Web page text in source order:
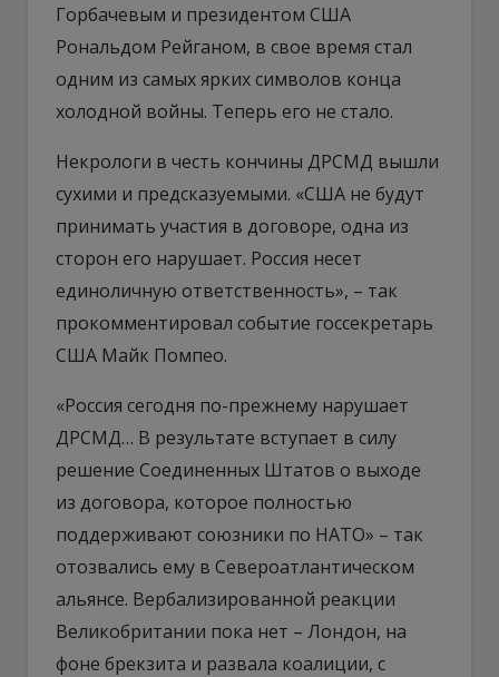
Горбачевым и президентом США
Рональдом Рейганом, в свое время стал
одним из самых ярких символов конца
холодной войны. Теперь его не стало.
Некрологи в честь кончины ДРСМД вышли
сухими и предсказуемыми. «США не будут
принимать участия в договоре, одна из
сторон его нарушает. Россия несет
единоличную ответственность», – так
прокомментировал событие госсекретарь
США Майк Помпео.
«Россия сегодня по-прежнему нарушает
ДРСМД… В результате вступает в силу
решение Соединенных Штатов о выходе
из договора, которое полностью
поддерживают союзники по НАТО» – так
отозвались ему в Североатлантическом
альянсе. Вербализированной реакции
Великобритании пока нет – Лондон, на
фоне брекзита и развала коалиции, с